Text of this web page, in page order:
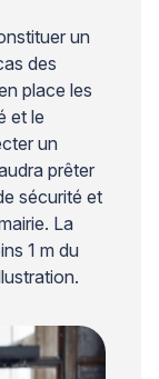
un
des
place les
et le
un
prêter
sécurité et
La
1 m du